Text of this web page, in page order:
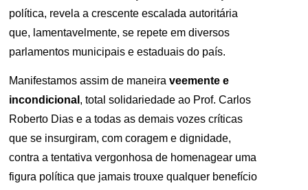
política, revela a crescente escalada autoritária
que, lamentavelmente, se repete em diversos
parlamentos municipais e estaduais do país.
Manifestamos assim de maneira veemente e
incondicional , total solidariedade ao Prof. Carlos
Roberto Dias e a todas as demais vozes críticas
que se insurgiram, com coragem e dignidade,
contra a tentativa vergonhosa de homenagear uma
figura política que jamais trouxe qualquer benefício